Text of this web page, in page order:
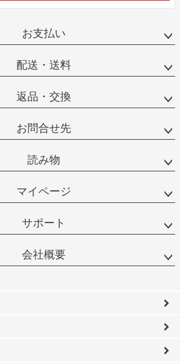
お支払い
配送・送料
返品・交換
お問合せ先
読み物
マイページ
サポート
会社概要